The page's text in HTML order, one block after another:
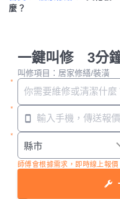
麼？
一鍵叫修 3分
叫修項目：居家修繕/裝潢
師傅會根據需求，即時線上報價